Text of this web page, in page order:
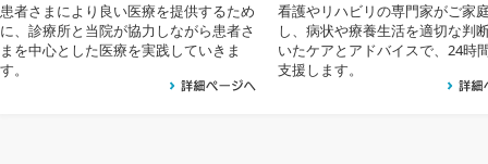
患者さまにより良い医療を提供するため
に、診療所と当院が協力しながら患者さ
まを中心とした医療を実践していきま
す。
看護やリハビリの専門家がご家
し、病状や療養生活を適切な判
いたケアとアドバイスで、24時
支援します。